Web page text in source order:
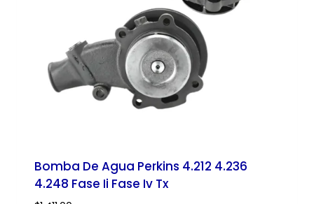
Bomba De Agua Perkins 4.212 4.236
4.248 Fase Ii Fase Iv Tx